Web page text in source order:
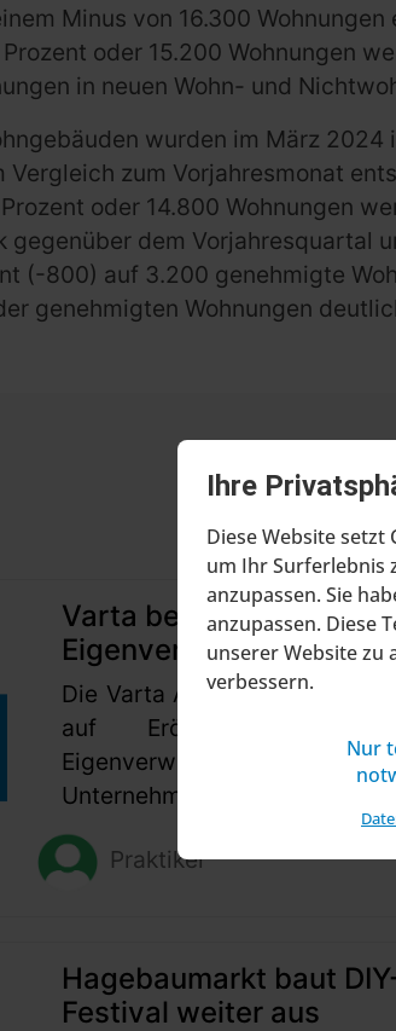
Ihre
Diese Website setzt
um Ihr Surferlebnis
anzupassen. Sie
anzupassen. Diese
unserer Website zu
verbessern.
Nur
Minus von 16.300
oder 15.200 Wohnungen
in neuen Wohn- und
wurden im März
Vergleich zum Vorjahresmonat
oder 14.800 Wohnungen
gegenüber dem Vorjahresquartal
(-800) auf 3.200 genehmigte
genehmigten Wohnungen
Varta beantragt
Eigenverwaltung
Die Varta AG hat beim
auf Eröffnung eines
Eigenverwaltung gestellt.
Unternehmen seine
Praktiker
Hagebaumarkt baut
Festival weiter aus